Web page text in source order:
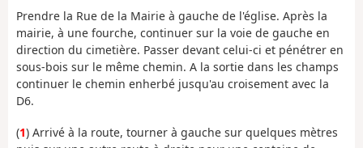
Prendre la Rue de la Mairie à gauche de l'église. Après la
mairie, à une fourche, continuer sur la voie de gauche en
direction du cimetière. Passer devant celui-ci et pénétrer en
sous-bois sur le même chemin. A la sortie dans les champs
continuer le chemin enherbé jusqu'au croisement avec la
D6.
(1) Arrivé à la route, tourner à gauche sur quelques mètres